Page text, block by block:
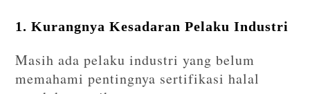
1. Kurangnya Kesadaran Pelaku Industri
Masih ada pelaku industri yang belum
memahami pentingnya sertifikasi halal